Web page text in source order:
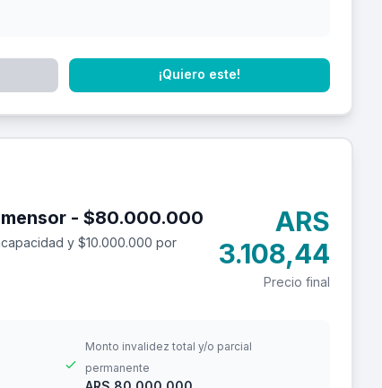
¡Quiero este!
Seguro de accidentes personales para agrimensor - $80.000.000
y $10.000.000 por
ARS
3.108,44
Precio final
Monto invalidez total y/o parcial
permanente